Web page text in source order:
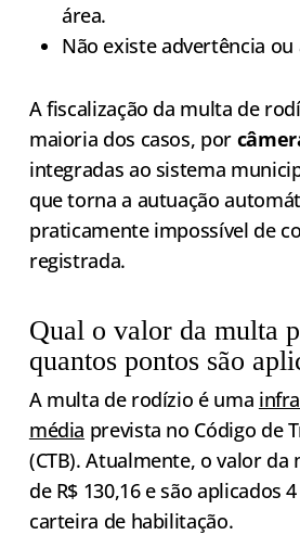
área.
Não existe advertência ou
A fiscalização da multa de
maioria dos casos, por
integradas ao sistema
que torna a autuação
praticamente impossível de
registrada.
Qual o valor da multa
quantos pontos são
A multa de rodízio é uma
média prevista no Código de
(CTB). Atualmente, o valor
de R$ 130,16 e são aplicados
carteira de habilitação.